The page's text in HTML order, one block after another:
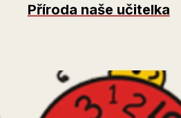
Příroda naše učitelka